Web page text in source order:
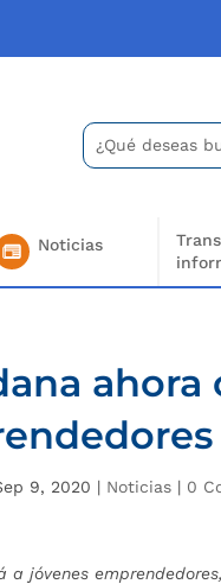
Buscar:
Search
for...
Noticias
9, 2020 | Noticias | 0
jóvenes